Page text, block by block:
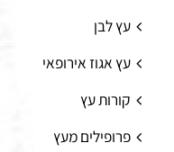
עץ לבן
עץ אגוז אירופאי
קורות עץ
פרופילים מעץ